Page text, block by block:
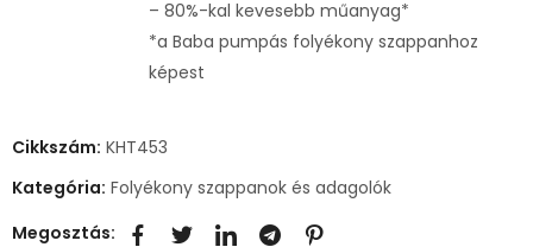
– 80%-kal kevesebb műanyag*
*a Baba pumpás folyékony szappanhoz
képest
Cikkszám: KHT453
Kategória: Folyékony szappanok és adagolók
Megosztás: